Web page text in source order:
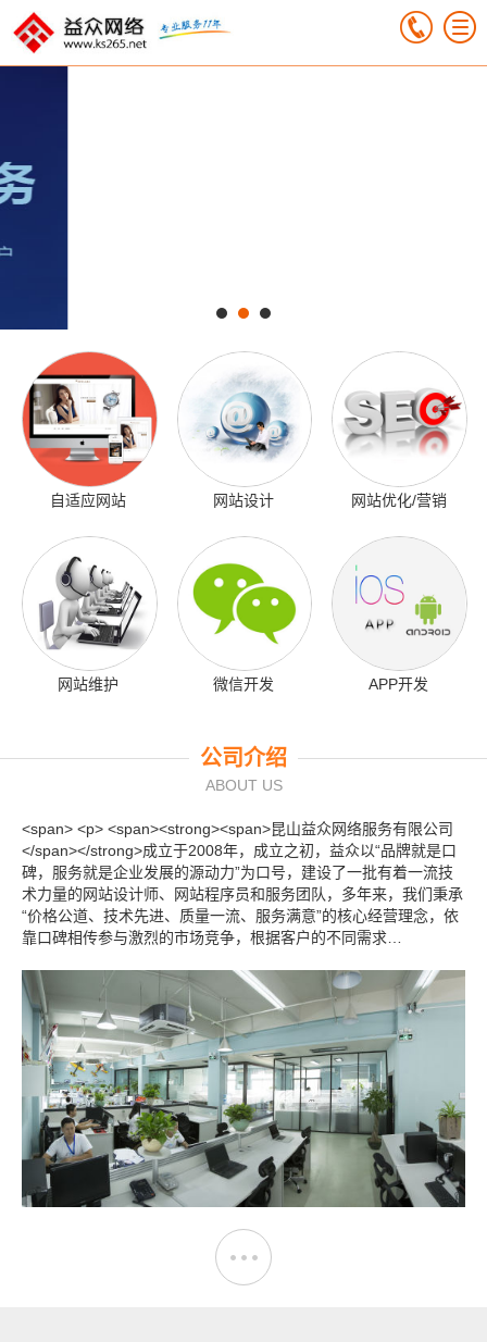
自适应网站 网站设计 网站优化/营销
网站维护 微信开发 APP开发
公司介绍
ABOUT US
<span> <p> <span><strong><span>昆山益众网络服务有限公司
</span></strong>成立于2008年，成立之初，益众以“品牌就是口
碑，服务就是企业发展的源动力”为口号，建设了一批有着一流技
术力量的网站设计师、网站程序员和服务团队，多年来，我们秉承
“价格公道、技术先进、质量一流、服务满意”的核心经营理念，依
靠口碑相传参与激烈的市场竞争，根据客户的不同需求…